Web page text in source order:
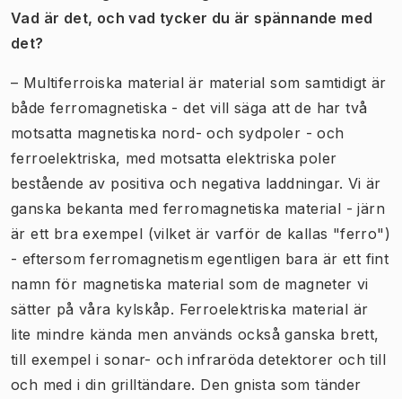
Vad är det, och vad tycker du är spännande med
det?
– Multiferroiska material är material som samtidigt är
både ferromagnetiska - det vill säga att de har två
motsatta magnetiska nord- och sydpoler - och
ferroelektriska, med motsatta elektriska poler
bestående av positiva och negativa laddningar. Vi är
ganska bekanta med ferromagnetiska material - järn
är ett bra exempel (vilket är varför de kallas "ferro")
- eftersom ferromagnetism egentligen bara är ett fint
namn för magnetiska material som de magneter vi
sätter på våra kylskåp. Ferroelektriska material är
lite mindre kända men används också ganska brett,
till exempel i sonar- och infraröda detektorer och till
och med i din grilltändare. Den gnista som tänder